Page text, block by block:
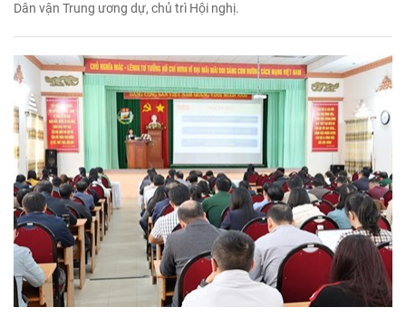
Dân vận Trung ương dự, chủ trì Hội nghị.